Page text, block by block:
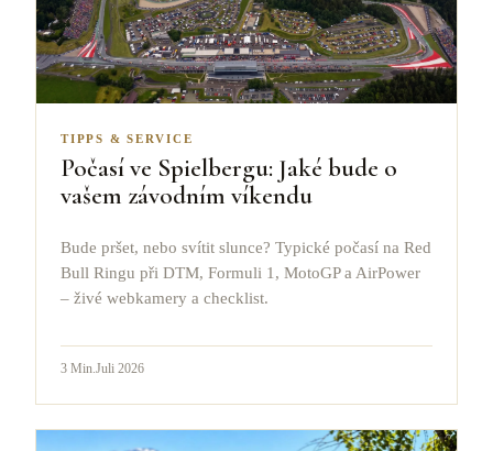
TIPPS & SERVICE
Počasí ve Spielbergu: Jaké bude o
vašem závodním víkendu
Bude pršet, nebo svítit slunce? Typické počasí na Red
Bull Ringu při DTM, Formuli 1, MotoGP a AirPower
– živé webkamery a checklist.
3 Min. Juli 2026